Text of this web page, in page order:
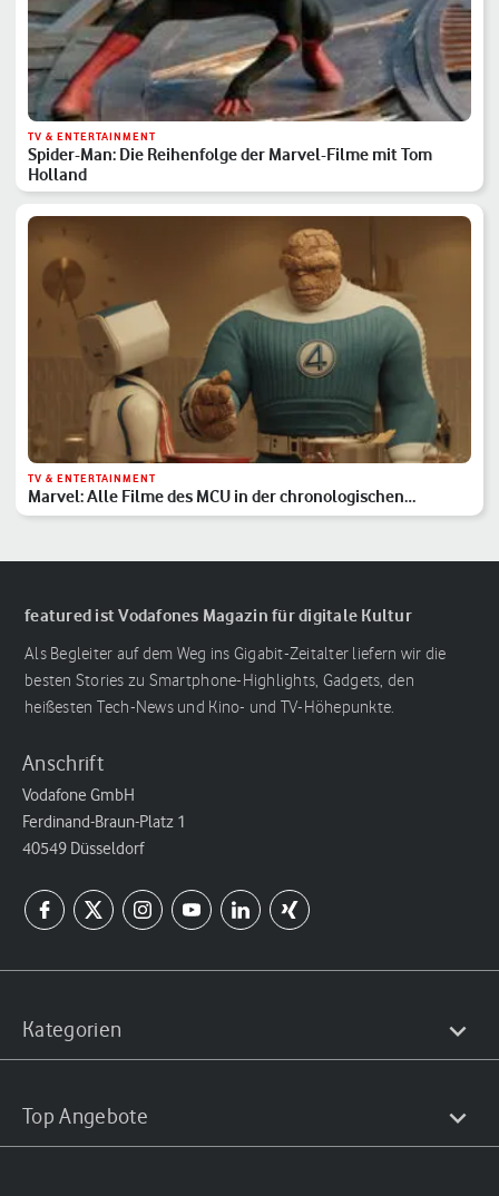
TV & ENTERTAINMENT
Spider-Man: Die Reihenfolge der Marvel-Filme mit Tom
Holland
TV & ENTERTAINMENT
Marvel: Alle Filme des MCU in der chronologischen
Reihenfolge
featured ist Vodafones Magazin für digitale Kultur
Als Begleiter auf dem Weg ins Gigabit-Zeitalter liefern wir die
besten Stories zu Smartphone-Highlights, Gadgets, den
heißesten Tech-News und Kino- und TV-Höhepunkte.
Anschrift
Vodafone GmbH
Ferdinand-Braun-Platz 1
40549 Düsseldorf
Kategorien
Top Angebote